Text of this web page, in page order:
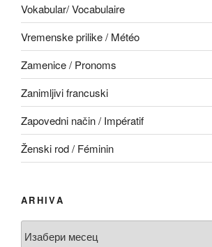
Vokabular/ Vocabulaire
Vremenske prilike / Météo
Zamenice / Pronoms
Zanimljivi francuski
Zapovedni način / Impératif
Ženski rod / Féminin
ARHIVA